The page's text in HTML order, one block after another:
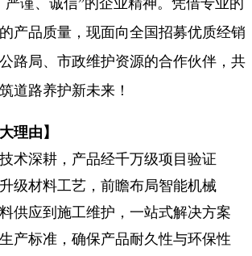
严谨、诚信”的企业精神。凭借专业的
产品质量，现面向全国招募优质经销
路局、市政维护资源的合作伙伴，共
道路养护新未来！
理由】
术深耕，产品经千万级项目验证
级材料工艺，前瞻布局智能机械
供应到施工维护，一站式解决方案
产标准，确保产品耐久性与环保性